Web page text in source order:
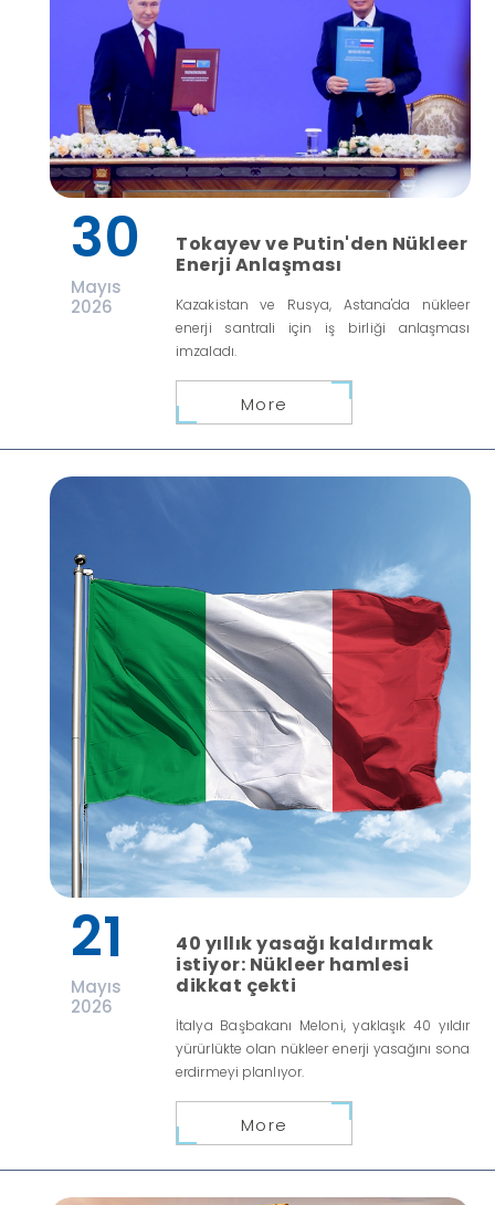
30
Mayıs
2026
Tokayev ve Putin'den Nükleer
Enerji Anlaşması
Kazakistan ve Rusya, Astana'da nükleer
enerji santrali için iş birliği anlaşması
imzaladı.
More
21
Mayıs
2026
40 yıllık yasağı kaldırmak
istiyor: Nükleer hamlesi
dikkat çekti
İtalya Başbakanı Meloni, yaklaşık 40 yıldır
yürürlükte olan nükleer enerji yasağını sona
erdirmeyi planlıyor.
More